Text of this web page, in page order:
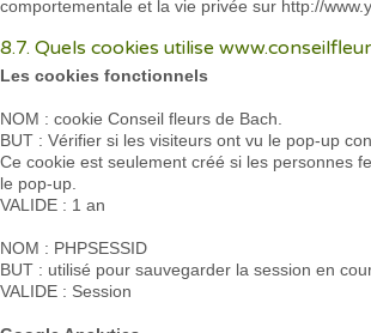
comportementale et la vie privée sur http://
8.7. Quels cookies utilise
Les cookies fonctionnels
NOM : cookie Conseil fleurs de Bach.
BUT : Vérifier si les visiteurs ont vu le pop-up
Ce cookie est seulement créé si les personnes
le pop-up.
VALIDE : 1 an
NOM : PHPSESSID
BUT : utilisé pour sauvegarder la session en
VALIDE : Session